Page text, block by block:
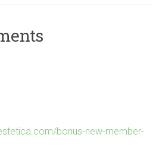
bonus-new-member-